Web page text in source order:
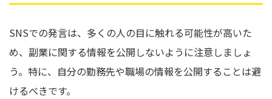
SNSでの発言は、多くの人の目に触れる可能性が高いた
め、副業に関する情報を公開しないように注意しましょ
う。特に、自分の勤務先や職場の情報を公開することは避
けるべきです。